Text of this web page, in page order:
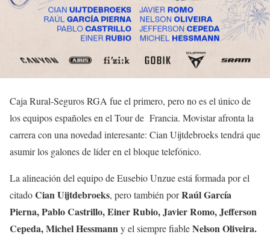
Caja Rural-Seguros RGA fue el primero, pero no es el único de
los equipos españoles en el Tour de Francia. Movistar afronta la
carrera con una novedad interesante: Cian Uijtdebroeks tendrá que
asumir los galones de líder en el bloque telefónico.
La alineación del equipo de Eusebio Unzue está formada por el
citadoCian Uijtdebroeks, pero también porRaúl García
Pierna, Pablo Castrillo, Einer Rubio, Javier Romo, Jefferson
Cepeda, Michel Hessmanny el siempre fiableNelson Oliveira.